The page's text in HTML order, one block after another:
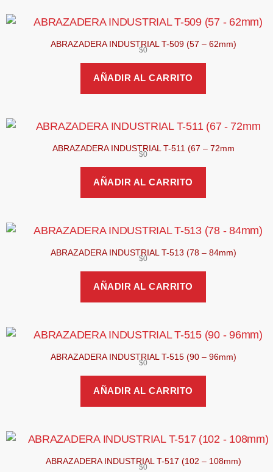
ABRAZADERA INDUSTRIAL T-509 (57 – 62mm)
$0
AÑADIR AL CARRITO
ABRAZADERA INDUSTRIAL T-511 (67 – 72mm
$0
AÑADIR AL CARRITO
ABRAZADERA INDUSTRIAL T-513 (78 – 84mm)
$0
AÑADIR AL CARRITO
ABRAZADERA INDUSTRIAL T-515 (90 – 96mm)
$0
AÑADIR AL CARRITO
ABRAZADERA INDUSTRIAL T-517 (102 – 108mm)
$0